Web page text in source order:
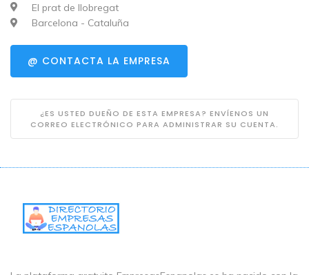
El prat de llobregat
Barcelona - Cataluña
@ CONTACTA LA EMPRESA
¿ES USTED DUEÑO DE ESTA EMPRESA? ENVÍENOS UN
CORREO ELECTRÓNICO PARA ADMINISTRAR SU CUENTA.